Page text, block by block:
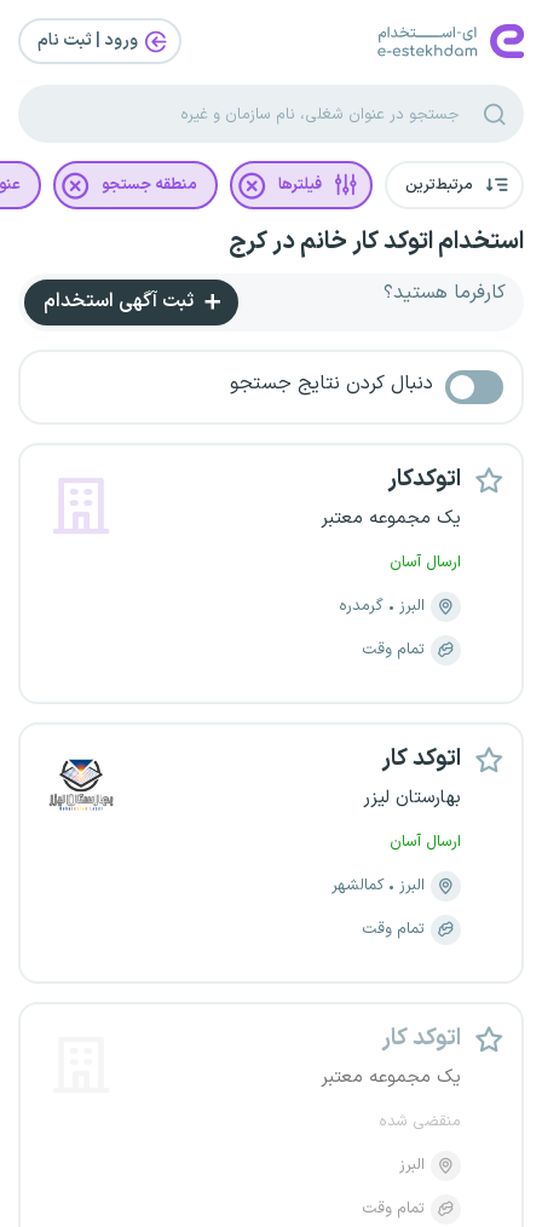
ورود | ثبت‌ نام
مرتبط‌ترین فیلترها منطقه جستجو
استخدام اتوکد کار خانم در کرج
کارفرما هستید؟ ثبت آگهی استخدام
دنبال کردن نتایج جستجو
اتوکدکار
یک مجموعه معتبر
ارسال آسان
البرز
گرمدره
تمام وقت
اتوکد کار
بهارستان لیزر
ارسال آسان
البرز
کمالشهر
تمام وقت
اتوکد کار
یک مجموعه معتبر
منقضی شده
البرز
تمام وقت